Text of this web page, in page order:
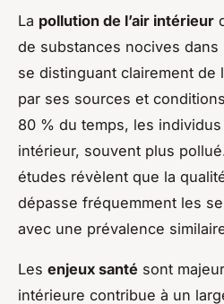
La pollution de l’air intérieur
de substances nocives dans
se distinguant clairement de
par ses sources et
80 % du temps, les
intérieur, souvent plus
études révèlent que la
dépasse fréquemment les
avec une prévalence
Les enjeux santé sont
intérieure contribue à un